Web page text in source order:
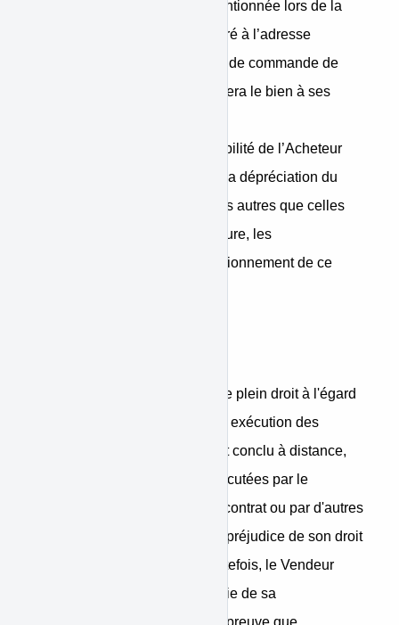
destination autre que celle mentionnée lors de la
commande. Si le bien a été livré à l’adresse
convenue durant le processus de commande de
l’Acheteur, le Vendeur récupérera le bien à ses
• Responsabilité : la responsabilité de l’Acheteur
n'est engagée qu'à l'égard de la dépréciation du
bien résultant de manipulations autres que celles
nécessaires pour établir la nature, les
caractéristiques et le bon fonctionnement de ce
Le Vendeur est responsable de plein droit à l'égard
du consommateur de la bonne exécution des
obligations résultant du contrat conclu à distance,
que ces obligations soient exécutées par le
professionnel qui a conclu ce contrat ou par d'autres
prestataires de services, sans préjudice de son droit
de recours contre ceux-ci. Toutefois, le Vendeur
peut s'exonérer de tout ou partie de sa
responsabilité en apportant la preuve que